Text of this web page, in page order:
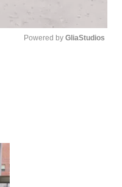
Powered by GliaStudios